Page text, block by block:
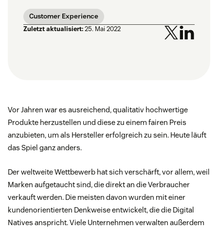
Customer Experience
Zuletzt aktualisiert:25. Mai 2022
Vor Jahren war es ausreichend, qualitativ hochwertige
Produkte herzustellen und diese zu einem fairen Preis
anzubieten, um als Hersteller erfolgreich zu sein. Heute läuft
das Spiel ganz anders.
Der weltweite Wettbewerb hat sich verschärft, vor allem, weil
Marken aufgetaucht sind, die direkt an die Verbraucher
verkauft werden. Die meisten davon wurden mit einer
kundenorientierten Denkweise entwickelt, die die Digital
Natives anspricht. Viele Unternehmen verwalten außerdem